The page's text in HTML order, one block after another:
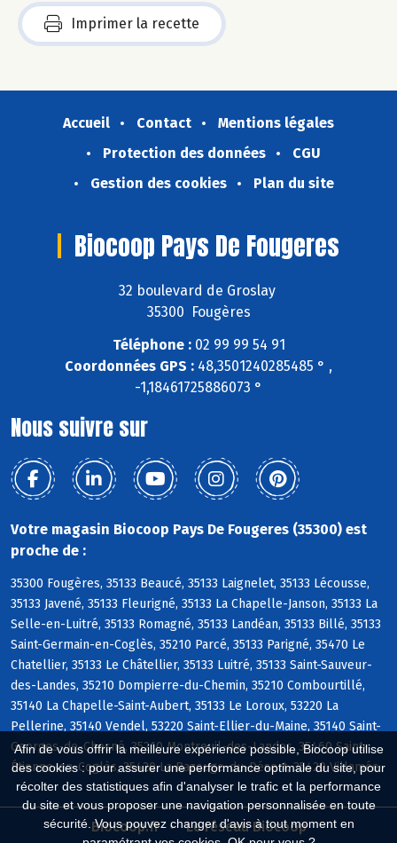
Afin de vous offrir la meilleure expérience possible, Biocoop utilise
des cookies : pour assurer une performance optimale du site, pour
récolter des statistiques afin d'analyser le trafic et la performance
du site et vous proposer une navigation personnalisée en toute
sécurité. Vous pouvez changer d'avis à tout moment en
Imprimer la recette
Accueil Contact
Mentions légales
Protection des données
CGU
Gestion des cookies
Plan du site
Biocoop Pays De Fougeres
32 boulevard de Groslay
35300 Fougères
Téléphone :02 99 99 54 91
Coordonnées GPS : 48,3501240285485 ° ,
-1,18461725886073 °
Nous suivre sur
Votre magasin Biocoop Pays De Fougeres (35300) est
proche de :
35300 Fougères, 35133 Beaucé, 35133 Laignelet, 35133 Lécousse,
35133 Javené, 35133 Fleurigné, 35133 La Chapelle-Janson, 35133 La
Selle-en-Luitré, 35133 Romagné, 35133 Landéan, 35133 Billé, 35133
Saint-Germain-en-Coglès, 35210 Parcé, 35133 Parigné, 35470 Le
Chatellier, 35133 Le Châtellier, 35133 Luitré, 35133 Saint-Sauveur-
des-Landes, 35210 Dompierre-du-Chemin, 35210 Combourtillé,
35140 La Chapelle-Saint-Aubert, 35133 Le Loroux, 53220 La
Pellerine, 35140 Vendel, 53220 Saint-Ellier-du-Maine, 35140 Saint-
Georges-de-Chesné, 35210 Montreuil-des-Landes, 35460 Saint-
Étienne-en-Coglès, 35420 La Bazouge-du-Désert, 35420 Villamée
Biocoop.fr Le réseau Biocoop